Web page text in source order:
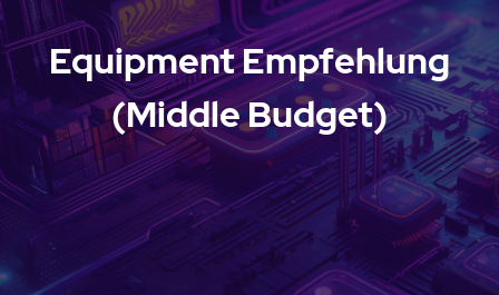
Equipment Empfehlung
(Middle Budget)